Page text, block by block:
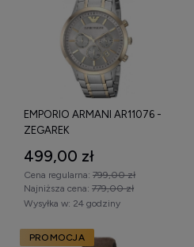
EMPORIO ARMANI AR11076 -
ZEGAREK
499,00 zł
Cena regularna: 799,00 zł
Najniższa cena: 779,00 zł
Wysyłka w: 24 godziny
PROMOCJA